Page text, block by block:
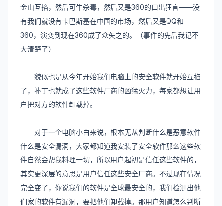
金山互掐，然后可牛杀毒，然后又是360的口出狂言——没
有我们就没有卡巴斯基在中国的市场，然后又是QQ和
360，演变到现在360成了众矢之的。（事件的先后我记不
大清楚了）
貌似也是从今年开始我们电脑上的安全软件就开始互掐
了，补丁也就成了这些软件厂商的凶猛火力，每家都想让用
户把对方的软件卸载掉。
对于一个电脑小白来说，根本无从判断什么是恶意软件
什么是安全漏洞，大家都知道我安装了安全软件那么这些软
件自然会帮我料理一切，所以用户起初是信任这些软件的，
其实更深层的意思是用户信任这些安全厂商。不过现在情况
完全变了，你说我们的软件是全球最安全的，我们检测出他
们家的软件有漏洞，要把他们卸载掉。那用户知道怎么判断